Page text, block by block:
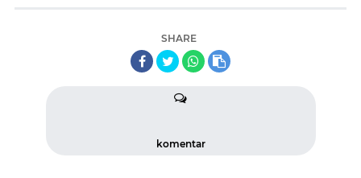
SHARE
komentar